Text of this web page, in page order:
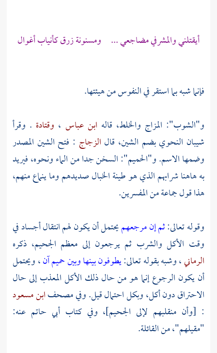
أيقتلني والمشرفي مضاجعي ... ومسنونة زرق كأنياب أغوال
فإنما شبه بما استقر في النفوس من هيئتها.
و"الشوب": المزاج والخلط، قاله ابن عباس ، وقتادة . وقرأ
شيبان النحوي بضم الشين، قال الزجاج : فتح الشين المصدر
وضمها الاسم. و"الحميم": السخن جدا من الماء ونحوه، فيريد
به هاهنا شرابهم الذي هو طينة الخبال صديدهم وما ينماع منهم،
هذا قول جماعة من المفسرين.
وقوله تعالى:ثم إن مرجعهميحتمل أن يكون لهم انتقال أجساد في
وقت الأكل والشرب ثم يرجعون إلى معظم الجحيم، ذكره
الرماني، وشبه بقوله تعالى:يطوفون بينها وبين حميم آن، ويحتمل
أن يكون الرجوع إنما هو من حال ذلك الأكل المعذب إلى حال
الاحتراق دون أكل، وبكل احتمال قيل. وفي مصحفابن مسعود
: [وأن منقلبهم لإلى الجحيم]، وفي كتابأبي حاتم عنه:
"مقيلهم"، من القائلة.